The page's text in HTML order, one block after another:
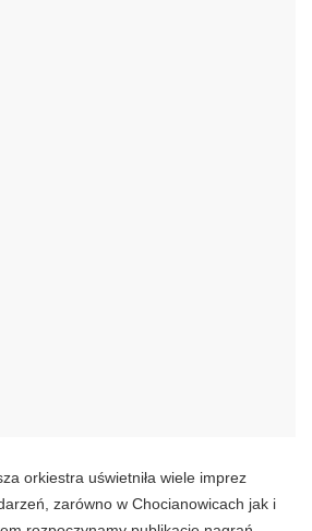
orkiestra uświetniła wiele imprez
zarówno w Chocianowicach jak i